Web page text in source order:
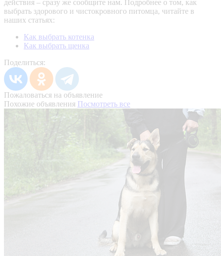
действия – сразу же сообщите нам. Подробнее о том, как
выбрать здорового и чистокровного питомца, читайте в
наших статьях:
Как выбрать котенка
Как выбрать щенка
Поделиться:
Пожаловаться на объявление
Похожие объявления Посмотреть все